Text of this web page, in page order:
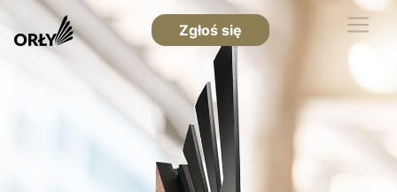
Zgłoś się